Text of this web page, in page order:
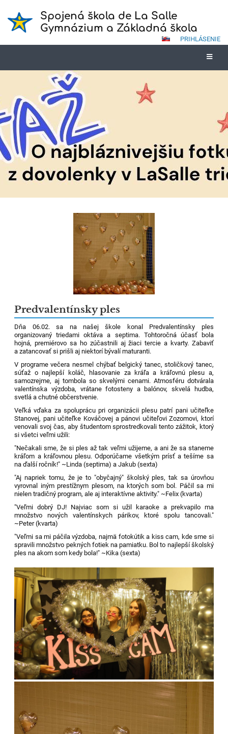
Spojená škola de La Salle
Gymnázium a Základná škola
PRIHLÁSENIE
Predvalentínsky ples
Dňa 06.02. sa na našej škole konal Predvalentínsky ples
organizovaný triedami oktáva a septima. Tohtoročná účasť bola
hojná, premiérovo sa ho zúčastnili aj žiaci tercie a kvarty. Zabaviť
a zatancovať si prišli aj niektorí bývalí maturanti.
V programe večera nesmel chýbať belgický tanec, stoličkový tanec,
súťaž o najlepší koláč, hlasovanie za kráľa a kráľovnú plesu a,
samozrejme, aj tombola so skvelými cenami. Atmosféru dotvárala
valentínska výzdoba, vrátane fotosteny a balónov, skvelá hudba,
svetlá a chutné občerstvenie.
Veľká vďaka za spoluprácu pri organizácii plesu patrí pani učiteľke
Stanovej, pani učiteľke Kováčovej a pánovi učiteľovi Zozomovi, ktorí
venovali svoj čas, aby študentom sprostredkovali tento zážitok, ktorý
si všetci veľmi užili:
"Nečakali sme, že si ples až tak veľmi užijeme, a ani že sa staneme
kráľom a kráľovnou plesu. Odporúčame všetkým prísť a tešíme sa
na ďalší ročník!" ~Linda (septima) a Jakub (sexta)
"Aj napriek tomu, že je to "obyčajný" školský ples, tak sa úrovňou
vyrovnal iným prestížnym plesom, na ktorých som bol. Páčil sa mi
nielen tradičný program, ale aj interaktívne aktivity." ~Felix (kvarta)
"Veľmi dobrý DJ! Najviac som si užil karaoke a prekvapilo ma
množstvo nových valentínskych párikov, ktoré spolu tancovali."
~Peter (kvarta)
"Veľmi sa mi páčila výzdoba, najmä fotokútik a kiss cam, kde sme si
spravili množstvo pekných fotiek na pamiatku. Bol to najlepší školský
ples na akom som kedy bola!" ~Kika (sexta)